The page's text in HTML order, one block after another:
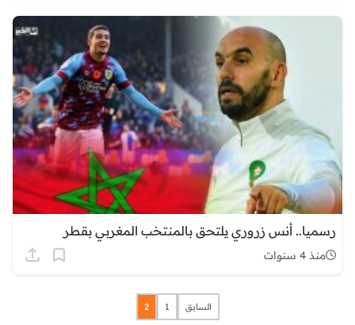
رسميا.. أنس زروري يلتحق بالمنتخب المغربي بقطر
منذ 4 سنوات
السابق 1
2